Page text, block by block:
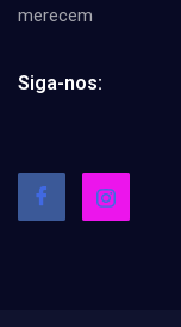
merecem
Siga-nos: